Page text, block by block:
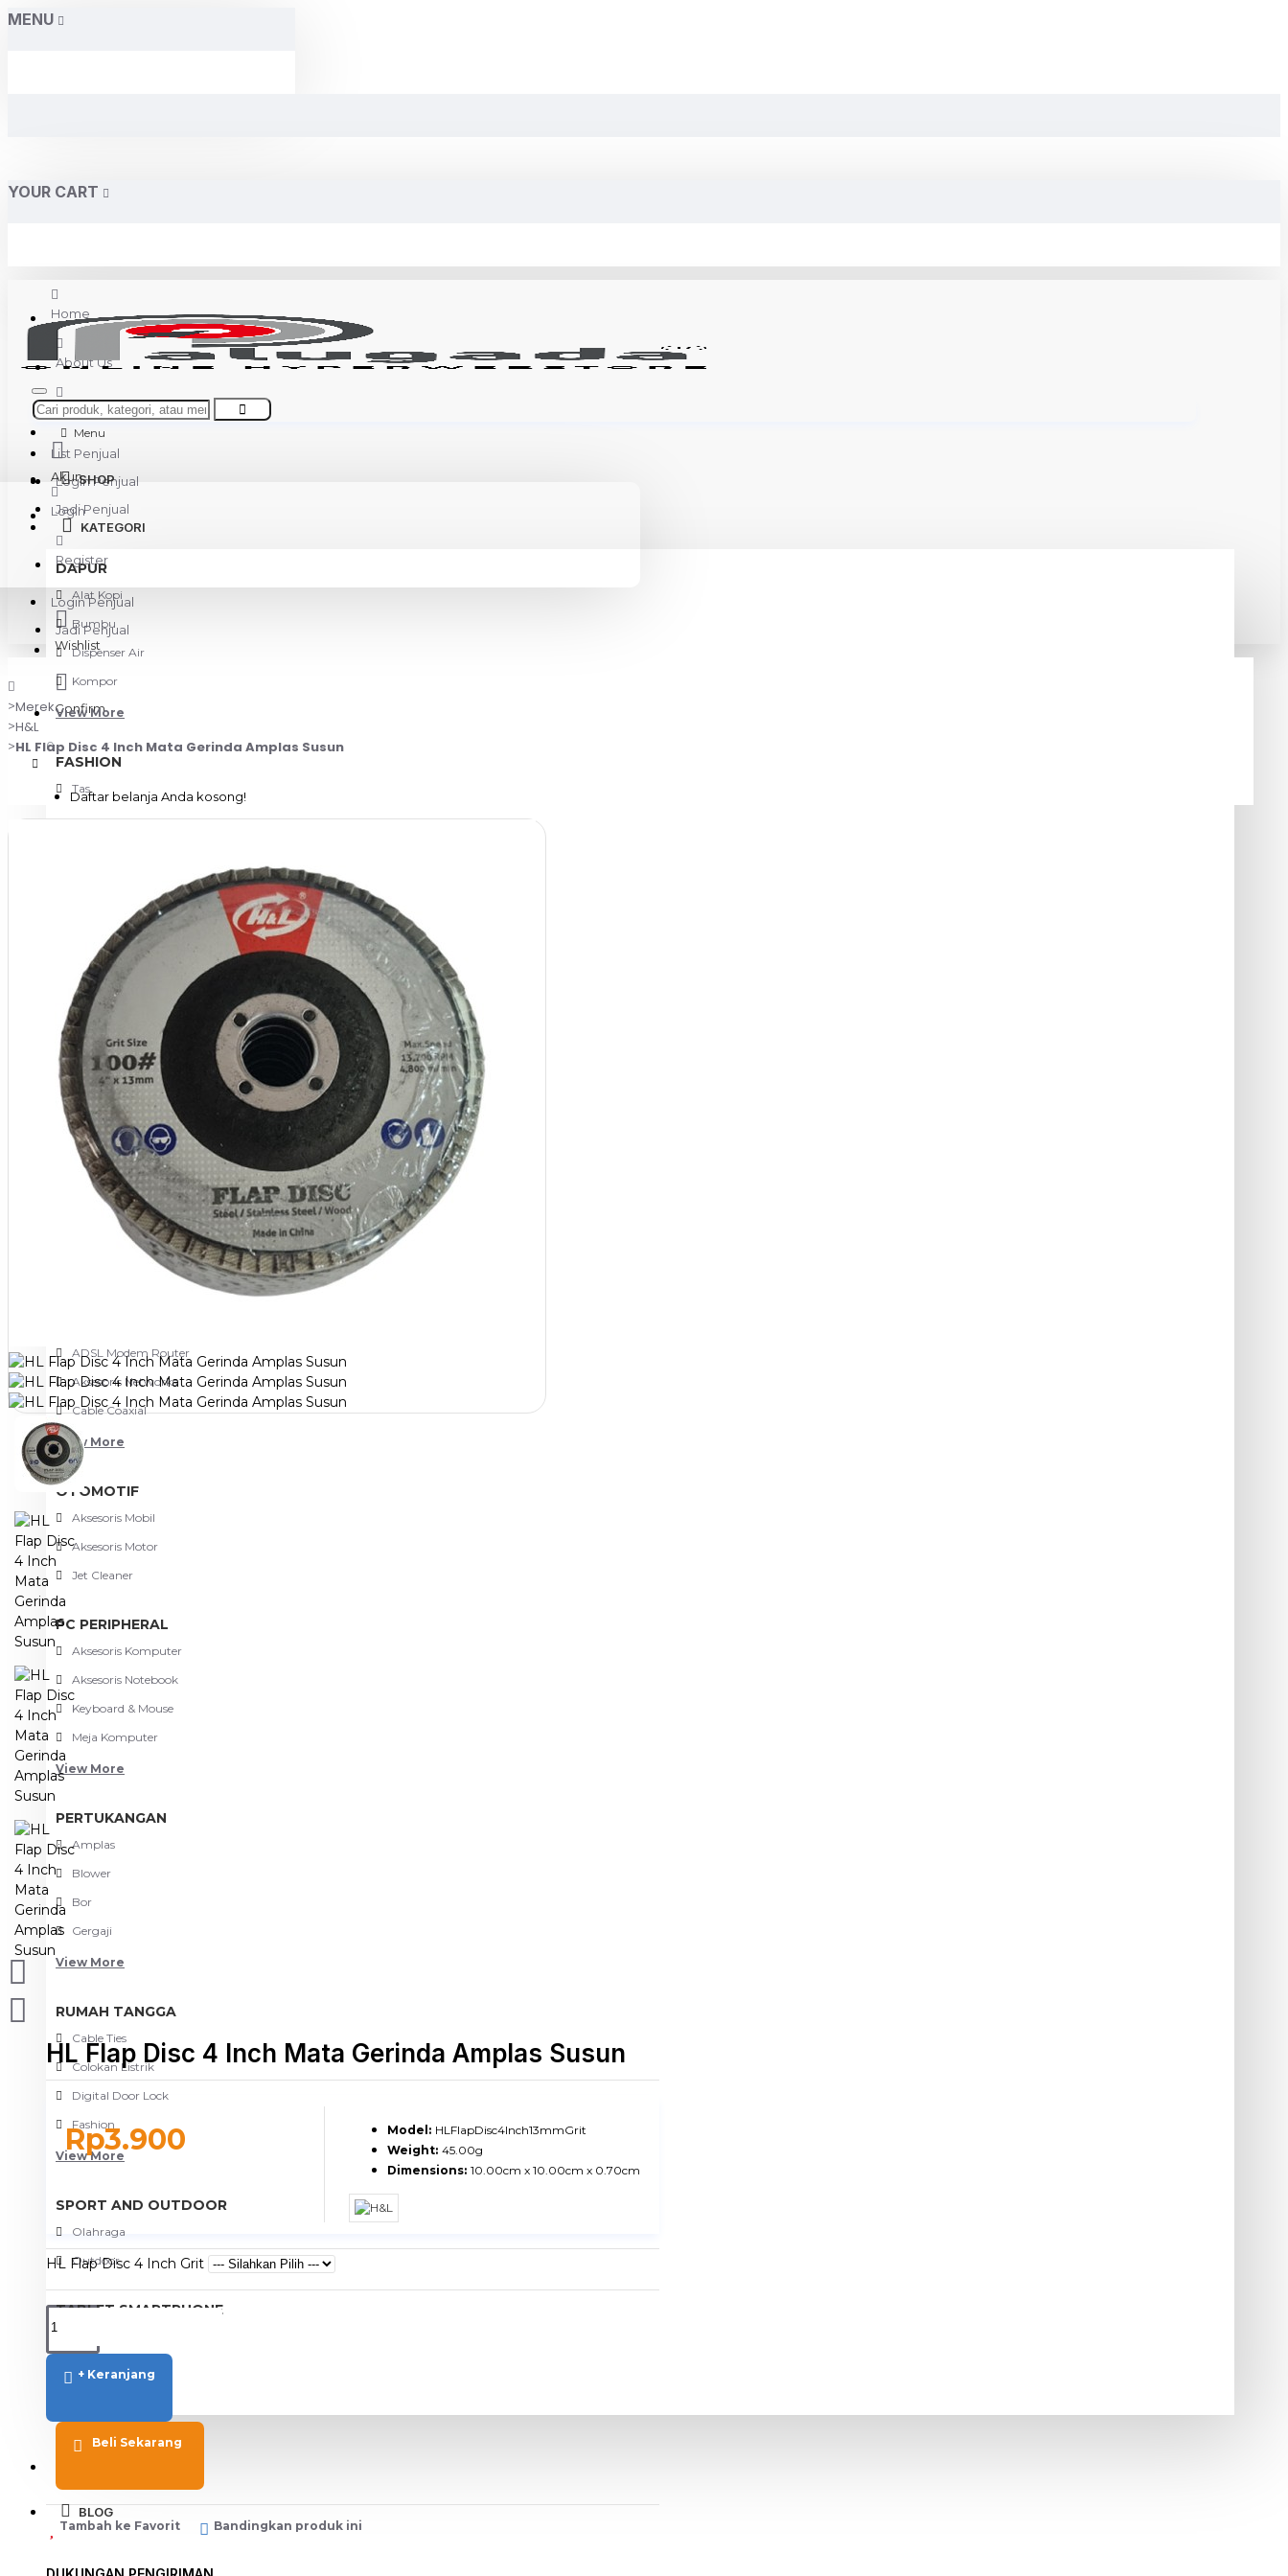
MENU
YOUR CART
Home
About Us
Contact
List Penjual
Login Penjual
Jadi Penjual
Akun
Wishlist
Confirm
0
Daftar belanja Anda kosong!
Menu
SHOP
KATEGORI
DAPUR
Alat Kopi
Bumbu
Dispenser Air
Kompor
View More
FASHION
Tas
Construction Camera
Mobile Speaker
View More
KECANTIKAN
Rambut
Tubuh
Wajah
KESEHATAN
Alat Monitor Kesehatan
ADSL Modem Router
Aksesoris Networks
Cable Coaxial
View More
OTOMOTIF
Aksesoris Mobil
Aksesoris Motor
Jet Cleaner
PC PERIPHERAL
Aksesoris Komputer
Aksesoris Notebook
Keyboard & Mouse
Meja Komputer
View More
PERTUKANGAN
Amplas
Blower
Bor
Gergaji
View More
RUMAH TANGGA
Cable Ties
Colokan Listrik
Digital Door Lock
Fashion
View More
SPORT AND OUTDOOR
Olahraga
Outdoor
TABLET SMARTPHONE
BLOG
Login
Register
Login Penjual
Jadi Penjual
Merek
H&L
HL Flap Disc 4 Inch Mata Gerinda Amplas Susun
HL Flap Disc 4 Inch Mata Gerinda Amplas Susun
Rp3.900 Model: HLFlapDisc4Inch13mmGrit
Weight: 45.00g
Dimensions: 10.00cm x 10.00cm x 0.70cm
HL Flap Disc 4 Inch Grit
+ Keranjang
Beli Sekarang
Tambah ke Favorit Bandingkan produk ini